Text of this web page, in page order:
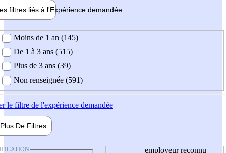
filtres liés à l'Expérience demandée
demandée
Moins de 1 an (145)
De 1 à 3 ans (515)
Plus de 3 ans (39)
Non renseignée (591)
le filtre de l'expérience demandée
Plus De Filtres
employeur reconnu